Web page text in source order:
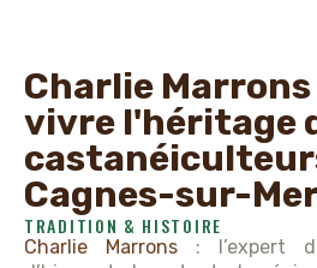
Charlie
vivre l'héritage
Cagnes-sur-
TRADITION & HISTOIRE
Charlie Marrons : l’expert